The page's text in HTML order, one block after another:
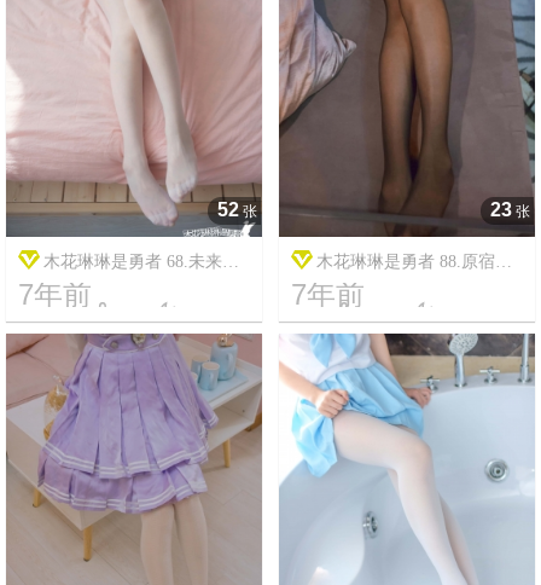
52 张
木花琳琳是勇者 68.未来日
记
7年前
9 5781
23 张
木花琳琳是勇者 88.原宿系
偶像足048式
7年前
16 10489